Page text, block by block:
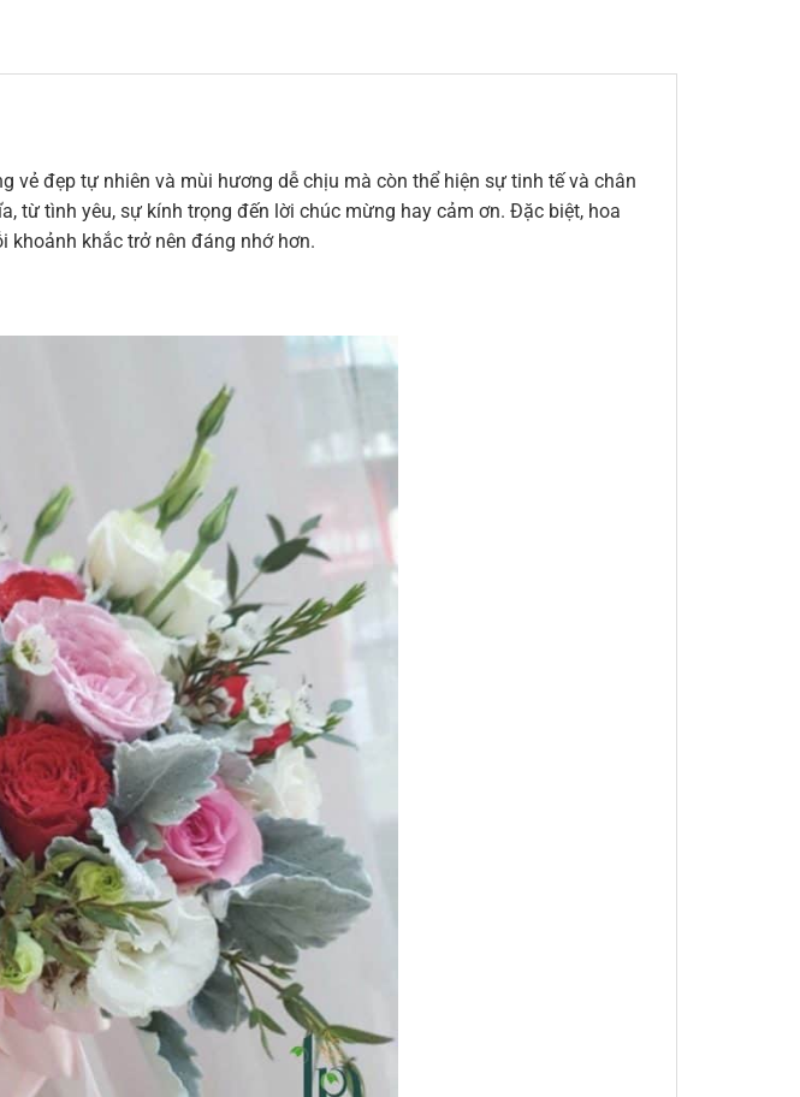
đẹp tự nhiên và mùi hương dễ chịu mà còn thể hiện sự tinh tế và chân
từ tình yêu, sự kính trọng đến lời chúc mừng hay cảm ơn. Đặc biệt, hoa
khắc trở nên đáng nhớ hơn.